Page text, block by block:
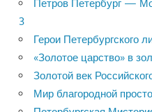
Петров Петербург —
3
Герои Петербургского
«Золотое царство» в
Золотой век
Мир благородной